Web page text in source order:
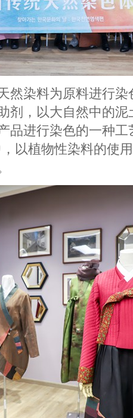
染料为原料进行染
剂，以大自然中的
品进行染色的一种工
以植物性染料的使